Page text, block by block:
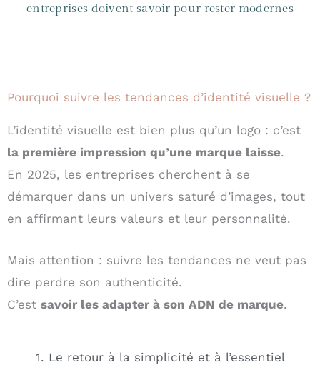
entreprises doivent savoir pour rester modernes
Pourquoi suivre les tendances d’identité visuelle ?
L’identité visuelle est bien plus qu’un logo : c’est
la première impression qu’une marque laisse.
En 2025, les entreprises cherchent à se
démarquer dans un univers saturé d’images, tout
en affirmant leurs valeurs et leur personnalité.
Mais attention : suivre les tendances ne veut pas
dire perdre son authenticité.
C’est savoir les adapter à son ADN de marque.
1. Le retour à la simplicité et à l’essentiel